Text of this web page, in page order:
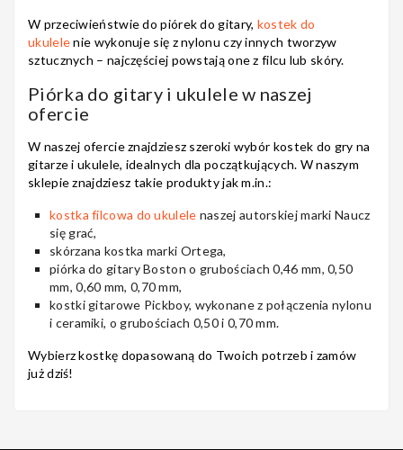
W przeciwieństwie do piórek do gitary, kostek do
ukulelenie wykonuje się z nylonu czy innych tworzyw
sztucznych – najczęściej powstają one z filcu lub skóry.
Piórka do gitary i ukulele w naszej
ofercie
W naszej ofercie znajdziesz szeroki wybór kostek do gry na
gitarze i ukulele, idealnych dla początkujących. W naszym
sklepie znajdziesz takie produkty jak m.in.:
kostka filcowa do ukulele naszej autorskiej marki Naucz
się grać,
skórzana kostka marki Ortega,
piórka do gitary Boston o grubościach 0,46 mm, 0,50
mm, 0,60 mm, 0,70 mm,
kostki gitarowe Pickboy, wykonane z połączenia nylonu
i ceramiki, o grubościach 0,50 i 0,70 mm.
Wybierz kostkę dopasowaną do Twoich potrzeb i zamów
już dziś!